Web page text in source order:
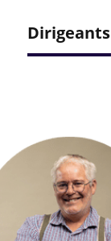
Dirigeants